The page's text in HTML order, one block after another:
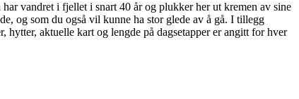
vandret i fjellet i snart 40 år og plukker her ut kremen av sine
og som du også vil kunne ha stor glede av å gå. I tillegg
hytter, aktuelle kart og lengde på dagsetapper er angitt for hver